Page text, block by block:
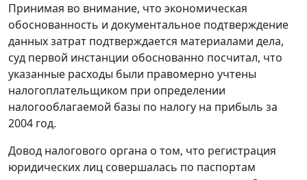
Принимая во внимание, что экономическая
обоснованность и документальное подтверждение
данных затрат подтверждается материалами дела,
суд первой инстанции обоснованно посчитал, что
указанные расходы были правомерно учтены
налогоплательщиком при определении
налогооблагаемой базы по налогу на прибыль за
2004 год.
Довод налогового органа о том, что регистрация
юридических лиц совершалась по паспортам